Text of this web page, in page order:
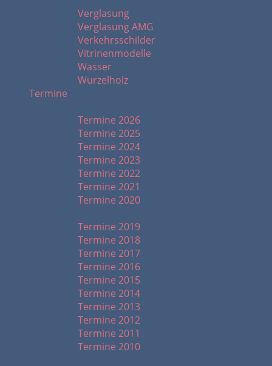
Verglasung
Verglasung AMG
Verkehrsschilder
Vitrinenmodelle
Wasser
Wurzelholz
Termine
Termine 2026
Termine 2025
Termine 2024
Termine 2023
Termine 2022
Termine 2021
Termine 2020
Termine 2019
Termine 2018
Termine 2017
Termine 2016
Termine 2015
Termine 2014
Termine 2013
Termine 2012
Termine 2011
Termine 2010